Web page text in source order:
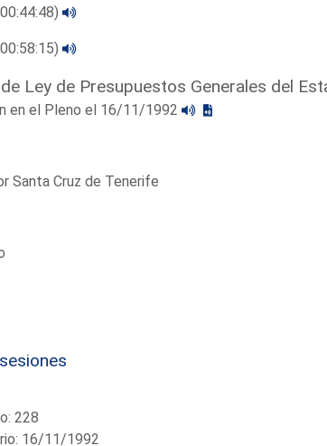
Ley de Presupuestos Generales del
en el Pleno el 16/11/1992
Santa Cruz de Tenerife
228
16/11/1992